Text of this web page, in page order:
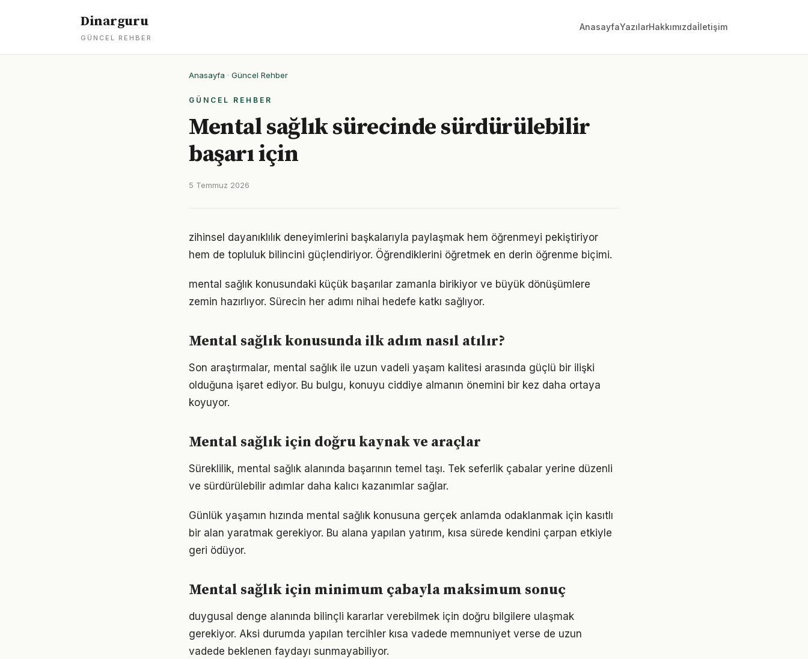
Dinarguru
GÜNCEL REHBER
AnasayfaYazılarHakkımızdaİletişim
Anasayfa · Güncel Rehber
GÜNCEL REHBER
Mental sağlık sürecinde sürdürülebilir
başarı için
5 Temmuz 2026
zihinsel dayanıklılık deneyimlerini başkalarıyla paylaşmak hem öğrenmeyi pekiştiriyor
hem de topluluk bilincini güçlendiriyor. Öğrendiklerini öğretmek en derin öğrenme biçimi.
mental sağlık konusundaki küçük başarılar zamanla birikiyor ve büyük dönüşümlere
zemin hazırlıyor. Sürecin her adımı nihai hedefe katkı sağlıyor.
Mental sağlık konusunda ilk adım nasıl atılır?
Son araştırmalar, mental sağlık ile uzun vadeli yaşam kalitesi arasında güçlü bir ilişki
olduğuna işaret ediyor. Bu bulgu, konuyu ciddiye almanın önemini bir kez daha ortaya
koyuyor.
Mental sağlık için doğru kaynak ve araçlar
Süreklilik, mental sağlık alanında başarının temel taşı. Tek seferlik çabalar yerine düzenli
ve sürdürülebilir adımlar daha kalıcı kazanımlar sağlar.
Günlük yaşamın hızında mental sağlık konusuna gerçek anlamda odaklanmak için kasıtlı
bir alan yaratmak gerekiyor. Bu alana yapılan yatırım, kısa sürede kendini çarpan etkiyle
geri ödüyor.
Mental sağlık için minimum çabayla maksimum sonuç
duygusal denge alanında bilinçli kararlar verebilmek için doğru bilgilere ulaşmak
gerekiyor. Aksi durumda yapılan tercihler kısa vadede memnuniyet verse de uzun
vadede beklenen faydayı sunmayabiliyor.